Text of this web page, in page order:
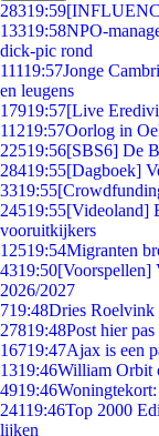
28319:59
13319:58NPO-
dick-pic rond
11119:57Jonge
en leugens
17919:57[Live
11219:57Oorlog in
22519:56[SBS6] De
28419:55[Dagboek]
3319:55
24519:55[Videoland]
vooruitkijkers
12519:54Migranten
4319:50[Voorspellen]
2026/2027
719:48Dries Roelvink
27819:48Post hier
16719:47Ajax is een
1319:46William Orbit
4919:46
24119:46Top 2000
lijken